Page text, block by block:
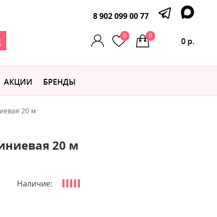
8 902 099 00 77
0
0 р.
0
АКЦИИ БРЕНДЫ
20 м
20 м
Наличие: